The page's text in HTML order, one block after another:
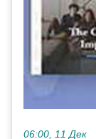
06:00, 11 Дек